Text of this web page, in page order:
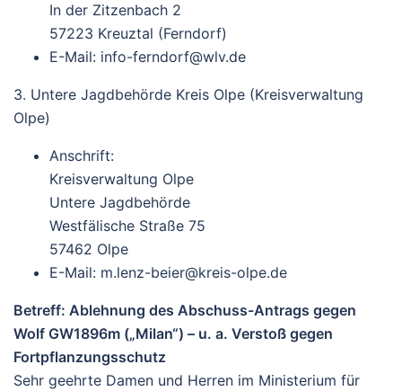
In der Zitzenbach 2
57223 Kreuztal (Ferndorf)
E-Mail: info-ferndorf@wlv.de
3. Untere Jagdbehörde Kreis Olpe (Kreisverwaltung
Olpe)
Anschrift:
Kreisverwaltung Olpe
Untere Jagdbehörde
Westfälische Straße 75
57462 Olpe
E-Mail: m.lenz-beier@kreis-olpe.de
Betreff: Ablehnung des Abschuss-Antrags gegen
Wolf GW1896m („Milan“) – u. a. Verstoß gegen
Fortpflanzungsschutz
Sehr geehrte Damen und Herren im Ministerium für